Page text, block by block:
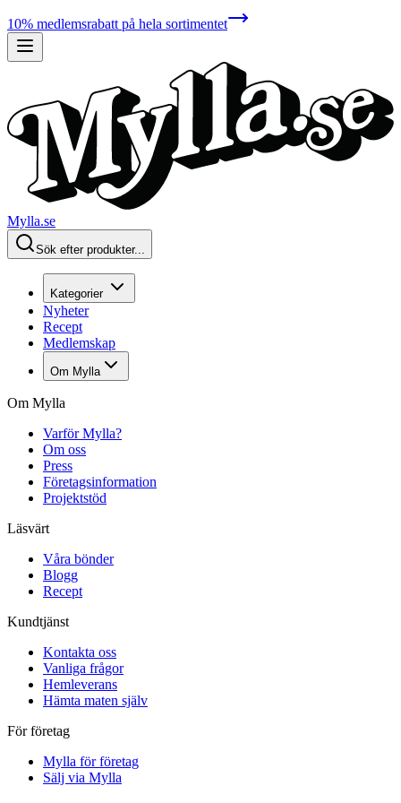
10% medlemsrabatt på hela sortimentet
Mylla.se
Sök efter produkter...
Kategorier
Nyheter
Recept
Medlemskap
Om Mylla
Om Mylla
Varför Mylla?
Om oss
Press
Företagsinformation
Projektstöd
Läsvärt
Våra bönder
Blogg
Recept
Kundtjänst
Kontakta oss
Vanliga frågor
Hemleverans
Hämta maten själv
För företag
Mylla för företag
Sälj via Mylla